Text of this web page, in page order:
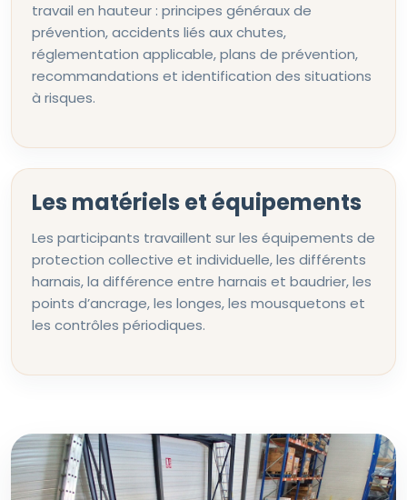
travail en hauteur : principes généraux de
prévention, accidents liés aux chutes,
réglementation applicable, plans de prévention,
recommandations et identification des situations
à risques.
Les matériels et équipements
Les participants travaillent sur les équipements de
protection collective et individuelle, les différents
harnais, la différence entre harnais et baudrier, les
points d’ancrage, les longes, les mousquetons et
les contrôles périodiques.